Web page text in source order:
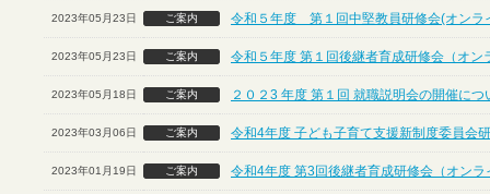
2023年05月23日 ご案内 令和５年度 第１回中堅教員研修会(オンラ
2023年05月23日 ご案内 令和５年度 第１回後継者育成研修会（オン
2023年05月18日 ご案内 ２０２3 年度 第１回 就職説明会の開催につ
2023年03月06日 ご案内 令和4年度 子ども子育て支援新制度委員会
2023年01月19日 ご案内 令和4年度 第3回後継者育成研修会（オンラ